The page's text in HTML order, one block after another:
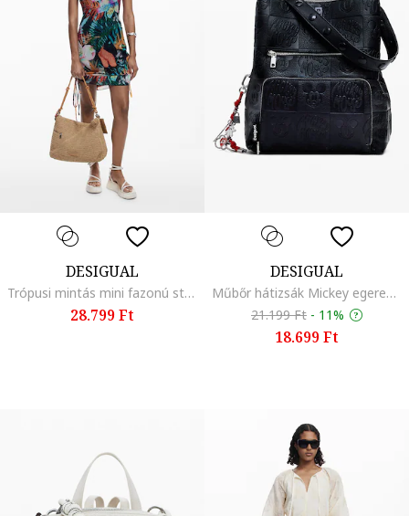
DESIGUAL
Trópusi mintás mini fazonú strandruha állítható alsó szegéllyel, Többszínű
28.799 Ft
DESIGUAL
Műbőr hátizsák Mickey egeres részletekkel, Fekete
21.199 Ft - 11%
18.699 Ft